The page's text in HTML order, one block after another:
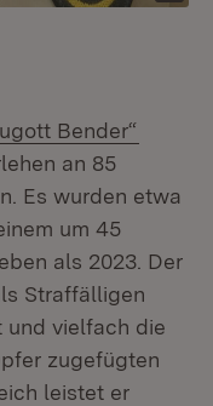
Bender“
an 85
Es wurden etwa
um 45
als 2023. Der
Straffälligen
und vielfach die
zugefügten
leistet er